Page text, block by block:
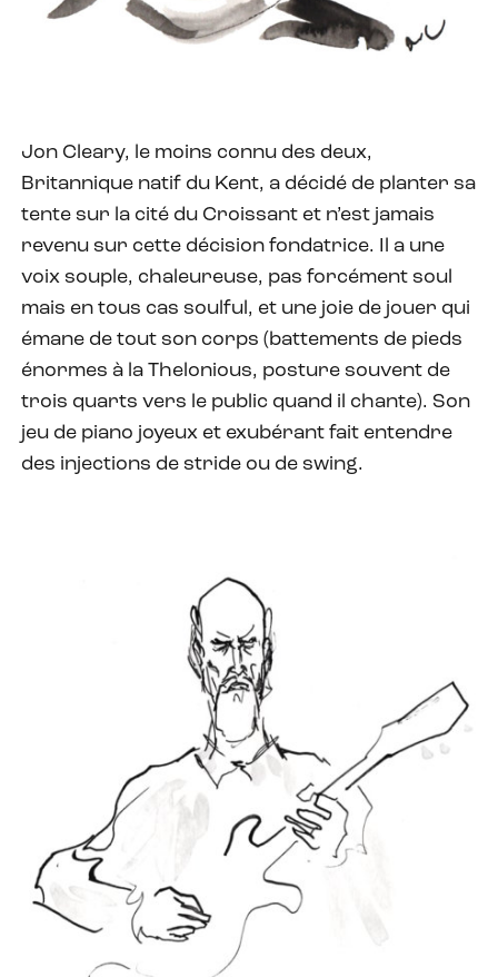
Jon Cleary, le moins connu des deux,
Britannique natif du Kent, a décidé de planter sa
tente sur la cité du Croissant et n’est jamais
revenu sur cette décision fondatrice. Il a une
voix souple, chaleureuse, pas forcément soul
mais en tous cas soulful, et une joie de jouer qui
émane de tout son corps (battements de pieds
énormes à la Thelonious, posture souvent de
trois quarts vers le public quand il chante). Son
jeu de piano joyeux et exubérant fait entendre
des injections de stride ou de swing.